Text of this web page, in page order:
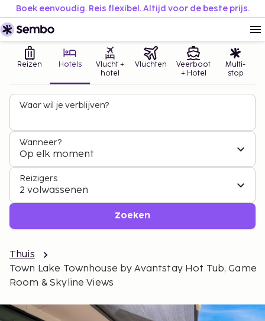
Boek eenvoudig. Reis flexibel. Altijd voor de beste prijs.
Reizen Hotels
Vlucht +
hotel
Vluchten
Veerboot
+ Hotel
Multi-
stop
Waar wil je verblijven?
Wanneer?
Op elk moment
Reizigers
2 volwassenen
Zoeken
Thuis
Town Lake Townhouse by Avantstay Hot Tub, Game
Room & Skyline Views